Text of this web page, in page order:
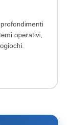
operativi,